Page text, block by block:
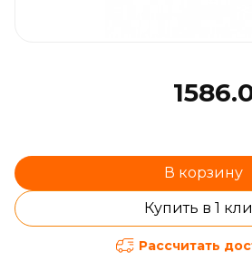
В корзину
Купить в 1
Рассчитать